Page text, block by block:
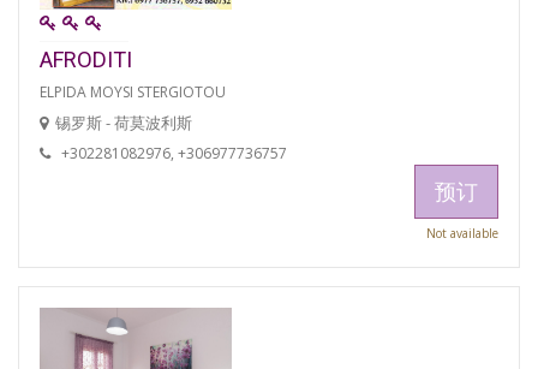
AFRODITI
ELPIDA MOYSI STERGIOTOU
锡罗斯 - 荷莫波利斯
+302281082976, +306977736757
预订
Not available